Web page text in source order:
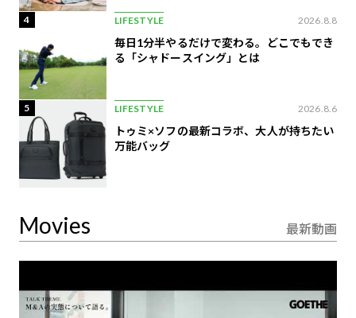
4 LIFESTYLE 2026.8.8
毎日1分半やるだけで変わる。どこでもでき
る「シャドースイング」とは
5 LIFESTYLE 2026.8.6
トゥミ×ソフの最新コラボ、大人が持ちたい
万能バッグ
Movies 最新動画